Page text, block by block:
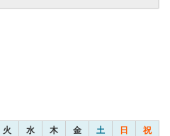
火 水 木 金 土 日 祝